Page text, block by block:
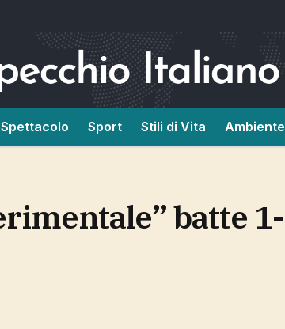
Spettacolo Sport Stili di Vita Ambiente